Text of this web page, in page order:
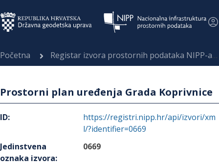
Početna Registar izvora prostornih podataka NIPP-a
Prostorni plan uređenja Grada Koprivnice
ID:
https://registri.nipp.hr/api/izvori/xm
l/?identifier=0669
Jedinstvena
oznaka izvora:
0669